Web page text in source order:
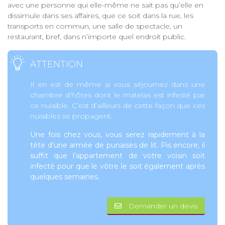
avec une personne qui elle-même ne sait pas qu’elle en
dissimule dans ses affaires, que ce soit dans la rue, les
transports en commun, une salle de spectacle, un
restaurant, bref, dans n’importe quel endroit public.
ATTENTION
Il en est de même si vous séjournez dans une
chambre d’hôtes dont le matelas est infesté par
ce nuisible. C’est d’ailleurs de cette façon que ces
nuisibles se propagent.
Une fois chez vous, vous serez rapidement à la
tête d’une armée de punaises de lit. Pis encore, il
suffit que l’appartement de votre voisin soit
infecté pour que le vôtre le soit également après
quelques semaines.
Demander un devis